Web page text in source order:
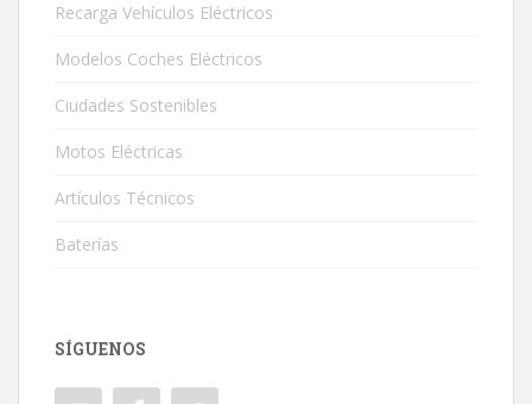
Recarga Vehículos Eléctricos
Modelos Coches Eléctricos
Ciudades Sostenibles
Motos Eléctricas
Artículos Técnicos
Baterías
SÍGUENOS